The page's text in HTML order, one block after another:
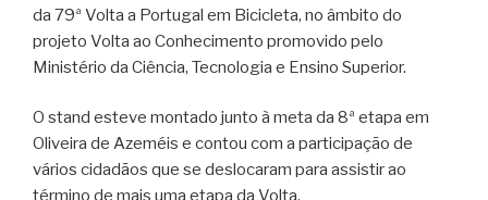
da 79ª Volta a Portugal em Bicicleta, no âmbito do
projeto Volta ao Conhecimento promovido pelo
Ministério da Ciência, Tecnologia e Ensino Superior.
O stand esteve montado junto à meta da 8ª etapa em
Oliveira de Azeméis e contou com a participação de
vários cidadãos que se deslocaram para assistir ao
término de mais uma etapa da Volta.